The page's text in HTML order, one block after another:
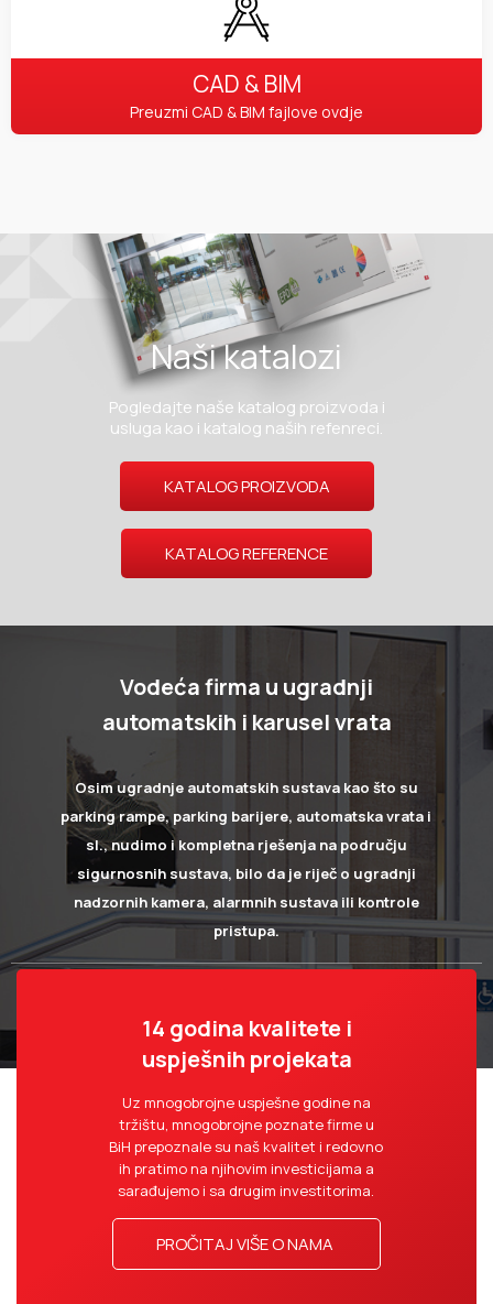
CAD & BIM
Preuzmi CAD & BIM fajlove ovdje
Naši katalozi
Pogledajte naše katalog proizvoda i
usluga kao i katalog naših refenreci.
KATALOG PROIZVODA
KATALOG REFERENCE
Vodeća firma u ugradnji
automatskih i karusel vrata
Osim ugradnje automatskih sustava kao što su
parking rampe, parking barijere, automatska vrata i
sl., nudimo i kompletna rješenja na području
sigurnosnih sustava, bilo da je riječ o ugradnji
nadzornih kamera, alarmnih sustava ili kontrole
pristupa.
14 godina kvalitete i
uspješnih projekata
Uz mnogobrojne uspješne godine na
tržištu, mnogobrojne poznate firme u
BiH prepoznale su naš kvalitet i redovno
ih pratimo na njihovim investicijama a
sarađujemo i sa drugim investitorima.
PROČITAJ VIŠE O NAMA